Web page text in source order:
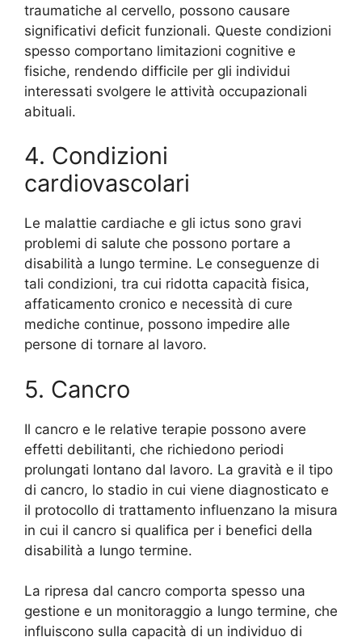
traumatiche al cervello, possono causare
significativi deficit funzionali. Queste condizioni
spesso comportano limitazioni cognitive e
fisiche, rendendo difficile per gli individui
interessati svolgere le attività occupazionali
abituali.
4. Condizioni
cardiovascolari
Le malattie cardiache e gli ictus sono gravi
problemi di salute che possono portare a
disabilità a lungo termine. Le conseguenze di
tali condizioni, tra cui ridotta capacità fisica,
affaticamento cronico e necessità di cure
mediche continue, possono impedire alle
persone di tornare al lavoro.
5. Cancro
Il cancro e le relative terapie possono avere
effetti debilitanti, che richiedono periodi
prolungati lontano dal lavoro. La gravità e il tipo
di cancro, lo stadio in cui viene diagnosticato e
il protocollo di trattamento influenzano la misura
in cui il cancro si qualifica per i benefici della
disabilità a lungo termine.
La ripresa dal cancro comporta spesso una
gestione e un monitoraggio a lungo termine, che
influiscono sulla capacità di un individuo di